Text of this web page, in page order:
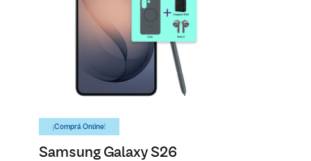
¡Comprá Online!
Samsung Galaxy S26